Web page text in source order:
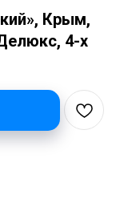
Крым,
4-х